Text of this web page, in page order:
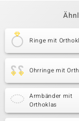
Ringe mit
Ohrringe mit
Armbänder mit
Orthoklas